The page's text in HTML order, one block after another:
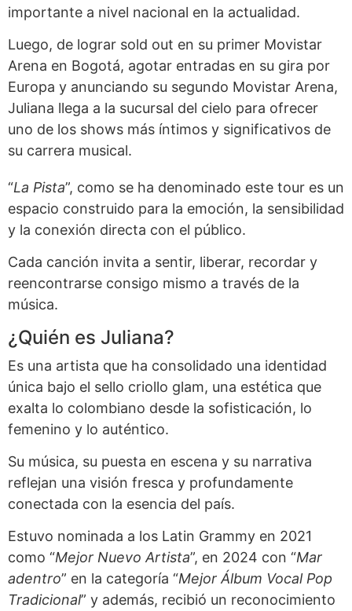
importante a nivel nacional en la actualidad.
Luego, de lograr sold out en su primer Movistar
Arena en Bogotá, agotar entradas en su gira por
Europa y anunciando su segundo Movistar Arena,
Juliana llega a la sucursal del cielo para ofrecer
uno de los shows más íntimos y significativos de
su carrera musical.
“La Pista”, como se ha denominado este tour es un
espacio construido para la emoción, la sensibilidad
y la conexión directa con el público.
Cada canción invita a sentir, liberar, recordar y
reencontrarse consigo mismo a través de la
música.
¿Quién es Juliana?
Es una artista que ha consolidado una identidad
única bajo el sello criollo glam, una estética que
exalta lo colombiano desde la sofisticación, lo
femenino y lo auténtico.
Su música, su puesta en escena y su narrativa
reflejan una visión fresca y profundamente
conectada con la esencia del país.
Estuvo nominada a los Latin Grammy en 2021
como “Mejor Nuevo Artista”, en 2024 con “Mar
adentro” en la categoría “Mejor Álbum Vocal Pop
Tradicional” y además, recibió un reconocimiento